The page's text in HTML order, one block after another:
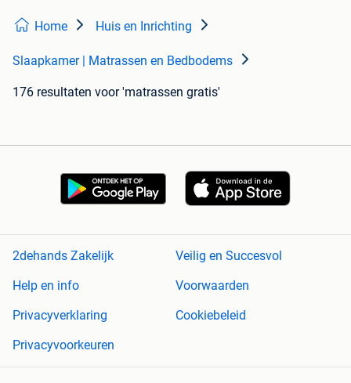
Home Huis en Inrichting
Slaapkamer | Matrassen en Bedbodems
176 resultaten voor 'matrassen gratis'
2dehands Zakelijk
Veilig en Succesvol
Help en info
Voorwaarden
Privacyverklaring
Cookiebeleid
Privacyvoorkeuren